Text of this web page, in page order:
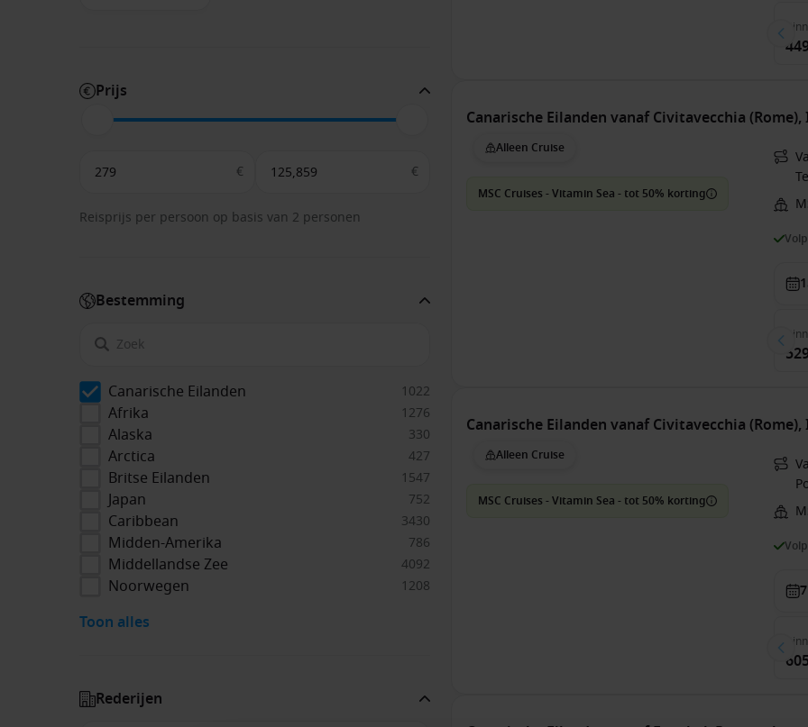
Prijs
€ €
Reisprijs per persoon op basis van 2 personen
Bestemming
Canarische Eilanden 1022
Afrika 1276
Alaska 330
Arctica 427
Britse Eilanden 1547
Japan 752
Caribbean 3430
Midden-Amerika 786
Middellandse Zee 4092
Noorwegen 1208
Toon alles
Rederijen
Canarische Eilanden vanaf Civitavecchia
Alleen Cruise
MSC Cruises - Vitamin Sea - tot 50% korting
Canarische Eilanden vanaf Civitavecchia
Alleen Cruise
MSC Cruises - Vitamin Sea - tot 50% korting